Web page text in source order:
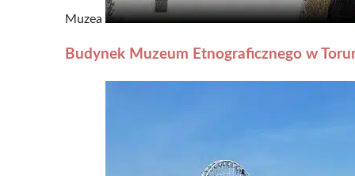
Muzea
Budynek Muzeum Etnograficznego w